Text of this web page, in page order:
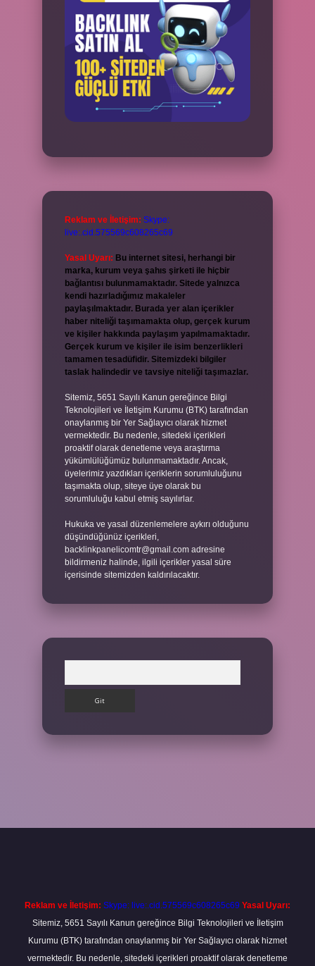
Reklam ve İletişim: Skype:
live:.cid.575569c608265c69
Yasal Uyarı: Bu internet sitesi, herhangi bir
marka, kurum veya şahıs şirketi ile hiçbir
bağlantısı bulunmamaktadır. Sitede yalnızca
kendi hazırladığımız makaleler
paylaşılmaktadır. Burada yer alan içerikler
haber niteliği taşımamakta olup, gerçek kurum
ve kişiler hakkında paylaşım yapılmamaktadır.
Gerçek kurum ve kişiler ile isim benzerlikleri
tamamen tesadüfidir. Sitemizdeki bilgiler
taslak halindedir ve tavsiye niteliği taşımazlar.
Sitemiz, 5651 Sayılı Kanun gereğince Bilgi
Teknolojileri ve İletişim Kurumu (BTK) tarafından
onaylanmış bir Yer Sağlayıcı olarak hizmet
vermektedir. Bu nedenle, sitedeki içerikleri
proaktif olarak denetleme veya araştırma
yükümlülüğümüz bulunmamaktadır. Ancak,
üyelerimiz yazdıkları içeriklerin sorumluluğunu
taşımakta olup, siteye üye olarak bu
sorumluluğu kabul etmiş sayılırlar.
Hukuka ve yasal düzenlemelere aykırı olduğunu
düşündüğünüz içerikleri,
backlinkpanelicomtr@gmail.com adresine
bildirmeniz halinde, ilgili içerikler yasal süre
içerisinde sitemizden kaldırılacaktır.
Reklam ve İletişim: Skype: live:.cid.575569c608265c69 Yasal Uyarı:
Sitemiz, 5651 Sayılı Kanun gereğince Bilgi Teknolojileri ve İletişim
Kurumu (BTK) tarafından onaylanmış bir Yer Sağlayıcı olarak hizmet
vermektedir. Bu nedenle, sitedeki içerikleri proaktif olarak denetleme